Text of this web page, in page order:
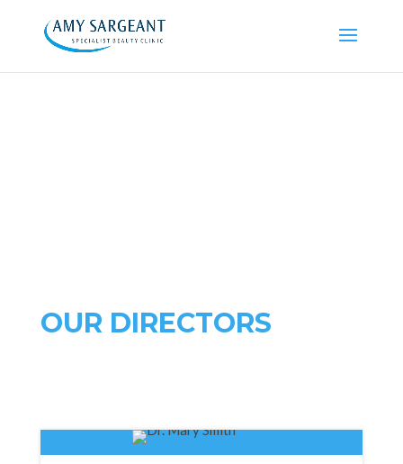
OUR DIRECTORS